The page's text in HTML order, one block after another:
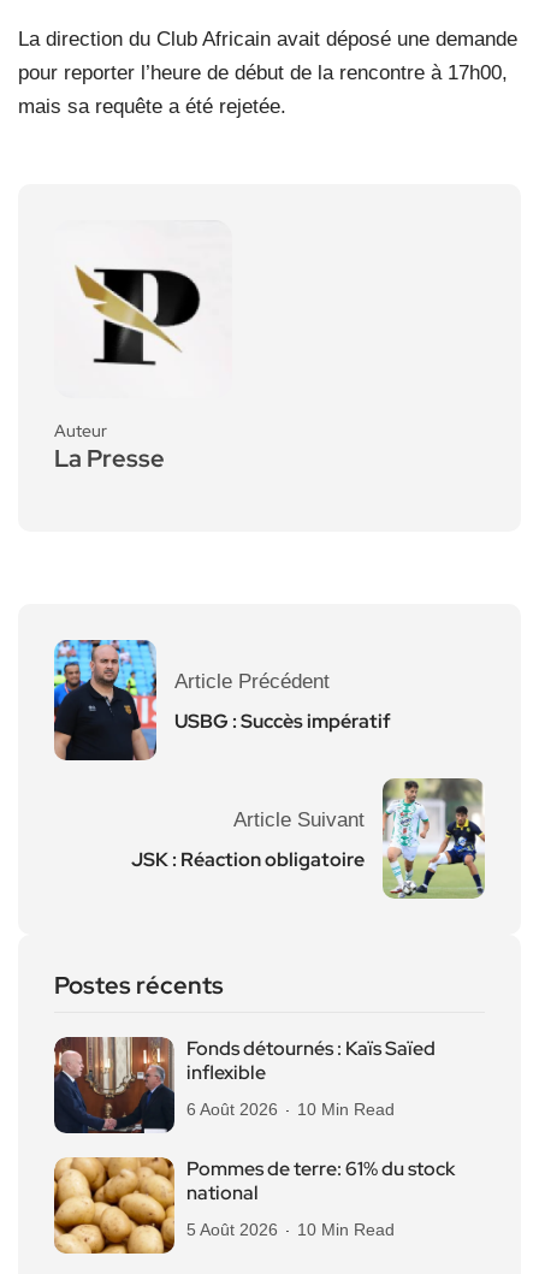
La direction du Club Africain avait déposé une demande
pour reporter l’heure de début de la rencontre à 17h00,
mais sa requête a été rejetée.
Auteur
La Presse
Article Précédent
USBG : Succès impératif
Article Suivant
JSK : Réaction obligatoire
Postes récents
Fonds détournés : Kaïs Saïed
inflexible
6 Août 2026 10 Min Read
Pommes de terre: 61% du stock
national
5 Août 2026 10 Min Read